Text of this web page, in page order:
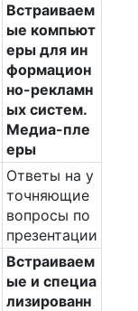
Встраиваем
ые компьют
еры для ин
формацион
но-рекламн
ых систем.
Медиа-пле
еры
Ответы на у
точняющие
вопросы по
презентации
Встраиваем
ые и специа
лизированн